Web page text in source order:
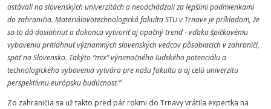
ostávali na slovenských univerzitách a neodchádzali za lepšími podmienkami
do zahraničia. Materiálovotechnologická fakulta STU v Trnave je príkladom, že
sa to dá dosiahnuť a dokonca vytvoriť aj opačný trend - vďaka špičkovému
vybaveniu pritiahnuť významných slovenských vedcov pôsobiacich v zahraničí,
späť na Slovensko. Takýto “mix” výnimočného ľudského potenciálu a
technologického vybavenia vytvára pre našu fakultu a aj celú univerzitu
perspektívnu európsku budúcnosť.”
Zo zahraničia sa už takto pred pár rokmi do Trnavy vrátila expertka na